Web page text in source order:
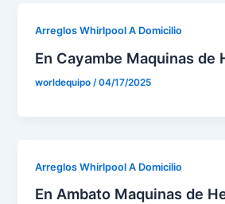
Arreglos Whirlpool A Domicilio
En Cayambe Maquinas de
worldequipo/04/17/2025
Arreglos Whirlpool A Domicilio
En Ambato Maquinas de